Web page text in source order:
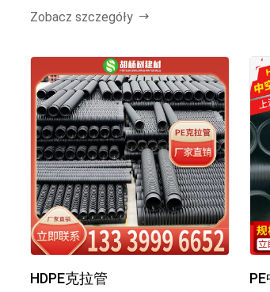
Zobacz szczegóły
HDPE克拉管